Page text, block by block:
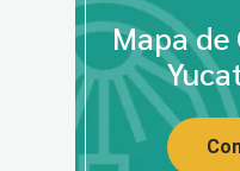
Mapa de